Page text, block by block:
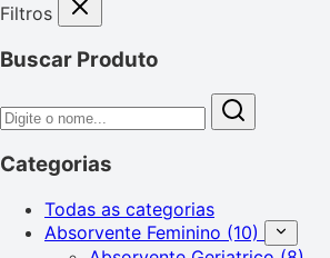
Filtros
Buscar Produto
Categorias
Todas as categorias
Absorvente Feminino (10)